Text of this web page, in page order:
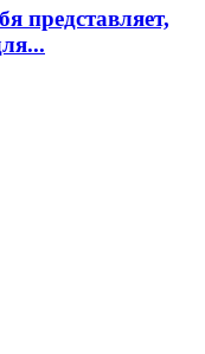
представляет,